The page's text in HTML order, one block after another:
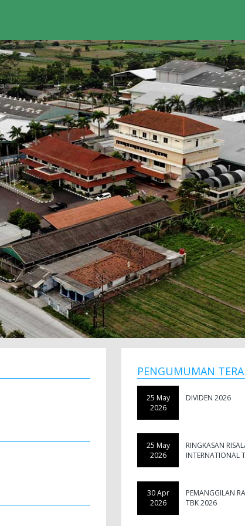
PENGUMUMAN
25 May
2026
DIVIDEN 2026
25 May
2026
RINGKASAN
INTERNATIONAL
30 Apr
2026
PEMANGGILAN
TBK 2026